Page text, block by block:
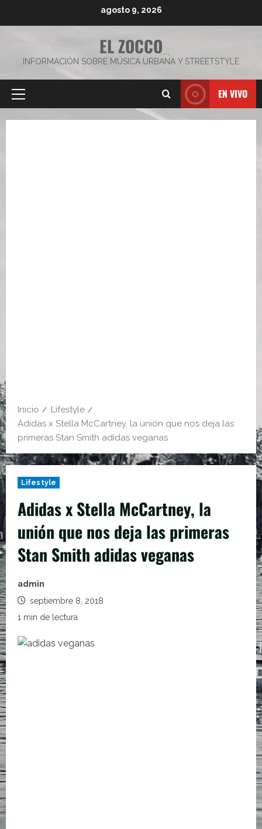
agosto 9, 2026
EL ZOCCO
INFORMACIÓN SOBRE MÚSICA URBANA Y STREETSTYLE
Menú
EN VIVO
Inicio
Lifestyle
Adidas x Stella McCartney, la unión que nos deja las
primeras Stan Smith adidas veganas
Lifestyle
Adidas x Stella McCartney, la
unión que nos deja las primeras
Stan Smith adidas veganas
admin
septiembre 8, 2018
1 min de lectura